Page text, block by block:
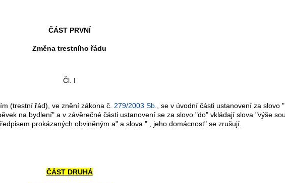
ČÁST PRVNÍ
Změna trestního řádu
Čl. I
(trestní řád), ve znění zákona č. 279/2003 Sb.
, se v úvodní části ustanovení za slovo
na bydlení" a v závěrečné části ustanovení se za slovo "do" vkládají slova "výše
prokázaných obviněným a" a slova " , jeho domácnost" se zrušují.
ČÁST DRUHÁ